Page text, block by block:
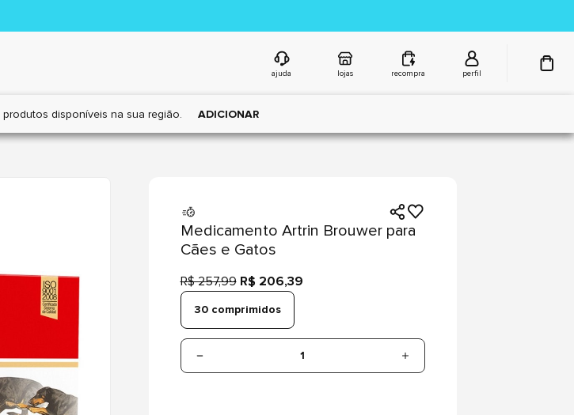
ajuda lojas recompra perfil
produtos disponíveis na sua região. ADICIONAR
Medicamento Artrin Brouwer para
Cães e Gatos
R$ 257,99 R$ 206,39
30 comprimidos
1